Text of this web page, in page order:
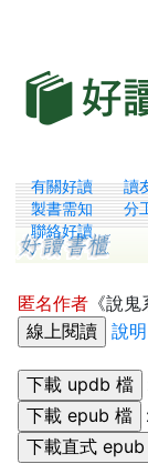
有關好讀 讀
製書需知
分
聯絡好讀
匿名作者 《說
說明